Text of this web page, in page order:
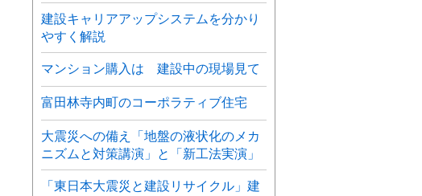
建設キャリアアップシステムを分かり
やすく解説
マンション購入は 建設中の現場見て
富田林寺内町のコーポラティブ住宅
大震災への備え「地盤の液状化のメカ
ニズムと対策講演」と「新工法実演」
「東日本大震災と建設リサイクル」建